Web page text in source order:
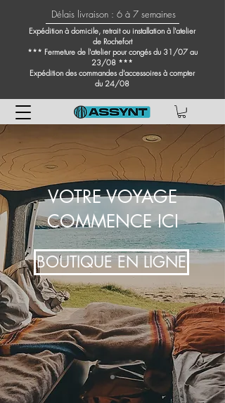
Délais livraison : 6 à 7 semaines
Expédition à domicile, retrait ou installation à l'atelier
de Rochefort
*** Fermeture de l'atelier pour congés du 31/07 au
23/08 ***
Expédition des commandes d'accessoires à compter
du 24/08
VOTRE VOYAGE
COMMENCE ICI
BOUTIQUE EN LIGNE